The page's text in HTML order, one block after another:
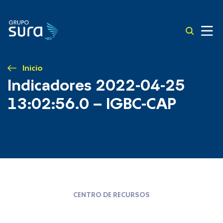
Inicio
Indicadores 2022-04-25
13:02:56.0 – IGBC-CAP
CENTRO DE RECURSOS